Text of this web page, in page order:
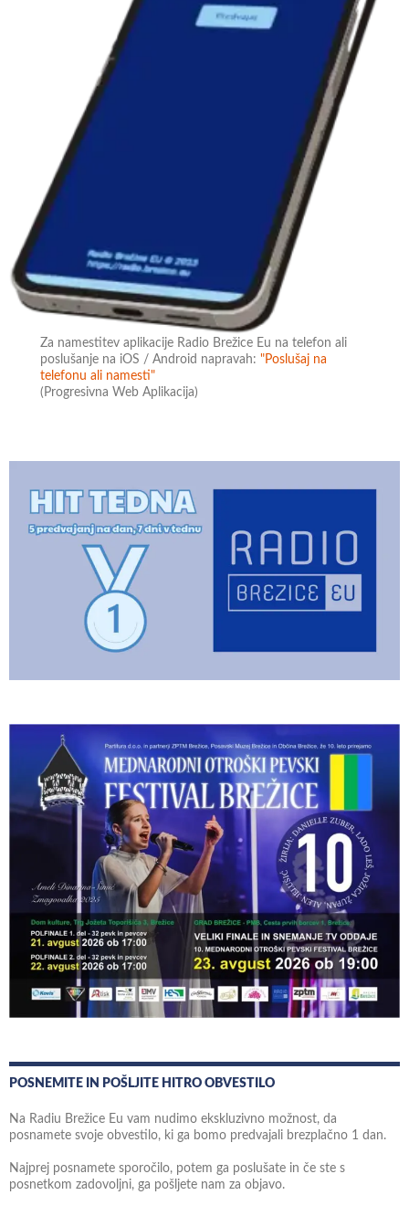
Za namestitev aplikacije Radio Brežice Eu na telefon ali
poslušanje na iOS / Android napravah:"Poslušaj na
telefonu ali namesti"
(Progresivna Web Aplikacija)
POSNEMITE IN POŠLJITE HITRO OBVESTILO
Na Radiu Brežice Eu vam nudimo ekskluzivno možnost, da
posnamete svoje obvestilo, ki ga bomo predvajali brezplačno 1 dan.
Najprej posnamete sporočilo, potem ga poslušate in če ste s
posnetkom zadovoljni, ga pošljete nam za objavo.